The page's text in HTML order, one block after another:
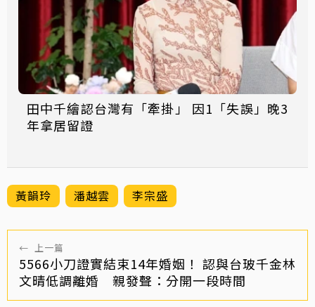
田中千繪認台灣有「牽掛」 因1「失誤」晚3
年拿居留證
黃韻玲 潘越雲 李宗盛
← 上一篇
5566小刀證實結束14年婚姻！ 認與台玻千金林
文晴低調離婚 親發聲：分開一段時間